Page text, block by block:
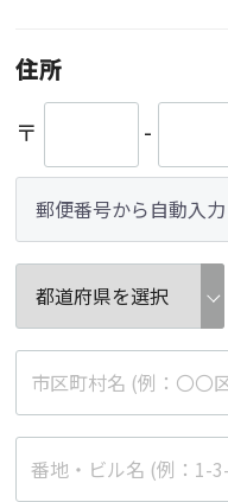
住所
〒
-
郵便番号から自動入力